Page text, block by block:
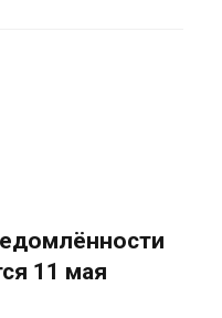
11 мая